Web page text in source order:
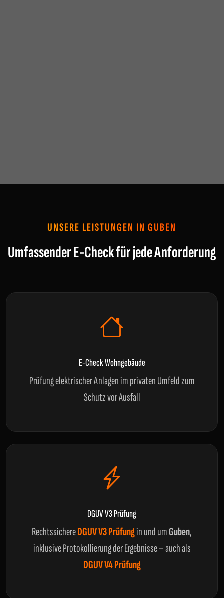
UNSERE LEISTUNGEN IN GUBEN
Umfassender E-Check für jede Anforderung
E-Check Wohngebäude
Prüfung elektrischer Anlagen im privaten Umfeld zum
Schutz vor Ausfall
DGUV V3 Prüfung
RechtssichereDGUV V3 Prüfungin und umGuben,
inklusive Protokollierung der Ergebnisse – auch als
DGUV V4 Prüfung